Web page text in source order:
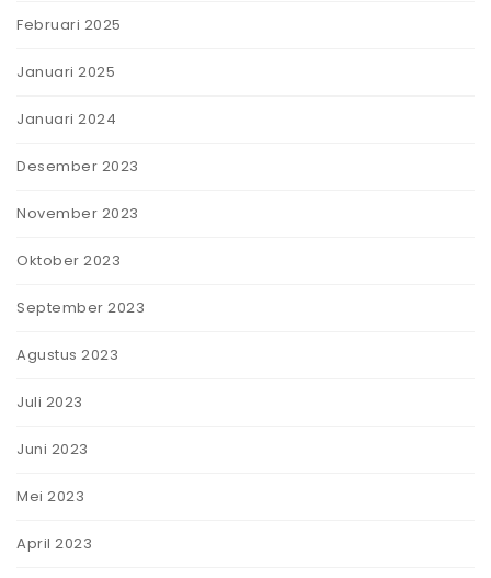
Februari 2025
Januari 2025
Januari 2024
Desember 2023
November 2023
Oktober 2023
September 2023
Agustus 2023
Juli 2023
Juni 2023
Mei 2023
April 2023